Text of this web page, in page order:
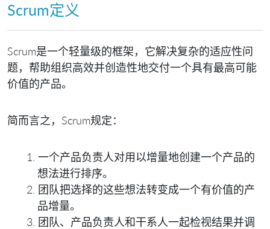
Scrum定义
Scrum是一个轻量级的框架，它解决复杂的适应性问
题，帮助组织高效并创造性地交付一个具有最高可能
价值的产品。
简而言之，Scrum规定：
一个产品负责人对用以增量地创建一个产品的
想法进行排序。
团队把选择的这些想法转变成一个有价值的产
品增量。
团队、产品负责人和干系人一起检视结果并调